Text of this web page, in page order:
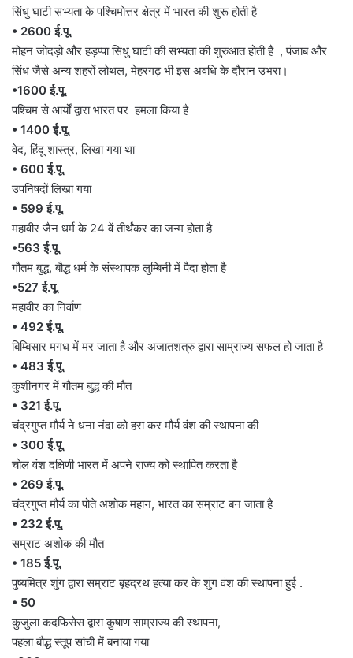
सिंधु घाटी सभ्यता के पश्चिमोत्तर क्षेत्र में भारत की शुरू होती है
• 2600 ई.पू.
मोहन जोदड़ो और हड़प्पा सिंधु घाटी की सभ्यता की शुरुआत होती है , पंजाब और
सिंध जैसे अन्य शहरों लोथल, मेहरगढ़ भी इस अवधि के दौरान उभरा।
•1600 ई.पू.
पश्चिम से आर्यों द्वारा भारत पर हमला किया है
• 1400 ई.पू.
वेद, हिंदू शास्त्र, लिखा गया था
• 600 ई.पू.
उपनिषदों लिखा गया
• 599 ई.पू.
महावीर जैन धर्म के 24 वें तीर्थंकर का जन्म होता है
•563 ई.पू.
गौतम बुद्ध, बौद्ध धर्म के संस्थापक लुम्बिनी में पैदा होता है
•527 ई.पू.
महावीर का निर्वाण
• 492 ई.पू.
बिम्बिसार मगध में मर जाता है और अजातशत्रु द्वारा साम्राज्य सफल हो जाता है
• 483 ई.पू.
कुशीनगर में गौतम बुद्ध की मौत
• 321 ई.पू.
चंद्रगुप्त मौर्य ने धना नंदा को हरा कर मौर्य वंश की स्थापना की
• 300 ई.पू.
चोल वंश दक्षिणी भारत में अपने राज्य को स्थापित करता है
• 269 ई.पू.
चंद्रगुप्त मौर्य का पोते अशोक महान, भारत का सम्राट बन जाता है
• 232 ई.पू.
सम्राट अशोक की मौत
• 185 ई.पू.
पुष्यमित्र शुंग द्वारा सम्राट बृहद्रथ हत्या कर के शुंग वंश की स्थापना हुई .
• 50
कुजुला कदफिसेस द्वारा कुषाण साम्राज्य की स्थापना,
पहला बौद्ध स्तूप सांची में बनाया गया